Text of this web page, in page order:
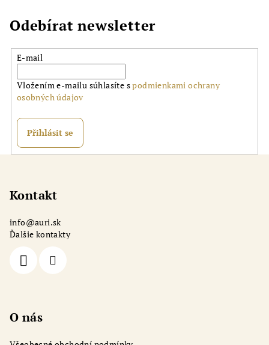
Odebírat newsletter
E-mail
Vložením e-mailu súhlasíte spodmienkami ochrany
osobných údajov
Přihlásit se
Kontakt
info@auri.sk
Ďalšie kontakty
O nás